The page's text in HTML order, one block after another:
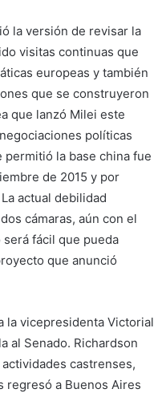
la versión de revisar la
visitas continuas que
europeas y también
que se construyeron
que lanzó Milei este
políticas
permitió la base china fue
de 2015 y por
actual debilidad
cámaras, aún con el
será fácil que pueda
que anunció
la vicepresidenta Victorial
al Senado. Richardson
castrenses,
regresó a Buenos Aires